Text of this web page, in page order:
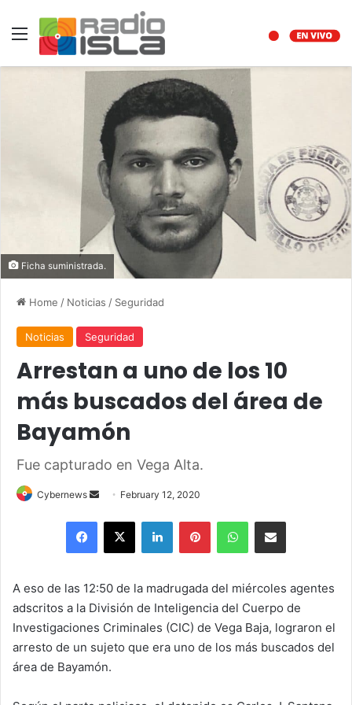
Menu
Ficha suministrada.
Home / Noticias / Seguridad
Noticias Seguridad
Arrestan a uno de los 10
más buscados del área de
Bayamón
Fue capturado en Vega Alta.
Cybernews
Send
email
February 12, 2020
Facebook
X LinkedInPinterestWhatsAppShare via Email
A eso de las 12:50 de la madrugada del miércoles agentes
adscritos a la División de Inteligencia del Cuerpo de
Investigaciones Criminales (CIC) de Vega Baja, lograron el
arresto de un sujeto que era uno de los más buscados del
área de Bayamón.